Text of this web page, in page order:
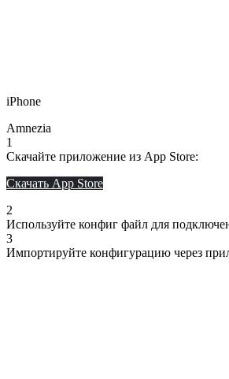
iPhone
Amnezia
1
Скачайте приложение из App Store:
Скачать App Store
2
Используйте конфиг файл для
3
Импортируйте конфигурацию через